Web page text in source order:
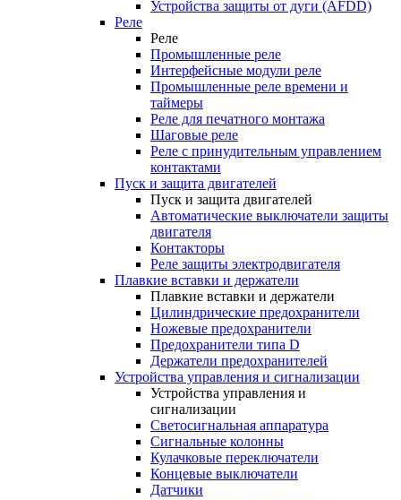
Устройства защиты от дуги (AFDD)
Реле
Реле
Промышленные реле
Интерфейсные модули реле
Промышленные реле времени и
таймеры
Реле для печатного монтажа
Шаговые реле
Реле с принудительным управлением
контактами
Пуск и защита двигателей
Пуск и защита двигателей
Автоматические выключатели защиты
двигателя
Контакторы
Реле защиты электродвигателя
Плавкие вставки и держатели
Плавкие вставки и держатели
Цилиндрические предохранители
Ножевые предохранители
Предохранители типа D
Держатели предохранителей
Устройства управления и сигнализации
Устройства управления и
сигнализации
Светосигнальная аппаратура
Сигнальные колонны
Кулачковые переключатели
Концевые выключатели
Датчики